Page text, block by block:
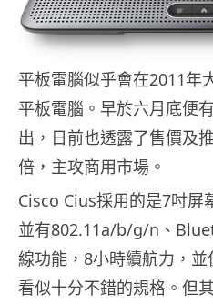
平板電腦似乎會在2011年
平板電腦。早於六月底便
出，日前也透露了售價及
倍，主攻商用市場。
Cisco Cius採用的是7吋屏
並有802.11a/b/g/n、
線功能，8小時續航力，
看似十分不錯的規格。但